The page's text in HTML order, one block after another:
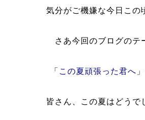
気分がご機嫌な今日この
さあ今回のブログのテ
「 この夏頑張った君へ
皆さん、この夏はどうで